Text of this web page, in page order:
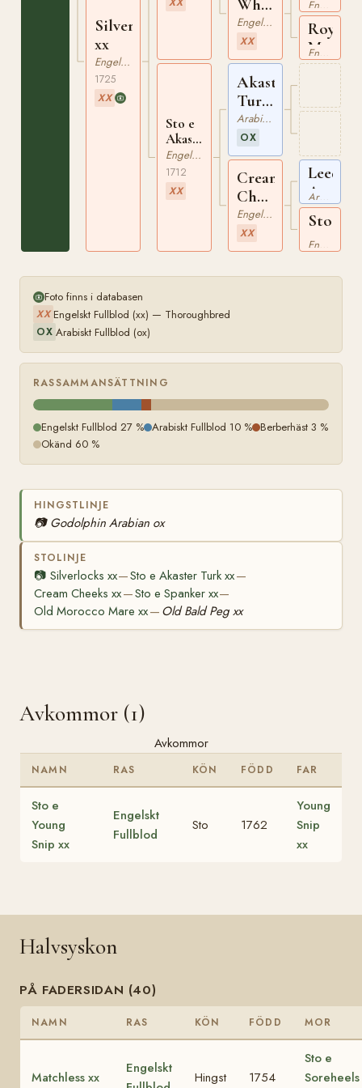
Silverlocks
xx
Engelskt Fullblod
1725
XX
Sto e
Akaster
Turk
xx
Engelskt Fullblod
1712
XX
Whynot
xx
Engelskt Fullblod
XX
Akaster
Turk
ox Arabiskt Fullblod
OX
Cream
Cheeks
xx
Engelskt Fullblod
XX
Royal
Mare
xx
Leedes
ox
Arabiskt Fullblod
Sto
e
xx
Foto finns i databasen
XX Engelskt Fullblod (xx) — Thoroughbred
OX Arabiskt Fullblod (ox)
RASSAMMANSÄTTNING
Engelskt Fullblod 27 % Arabiskt Fullblod 10 % Berberhäst 3 %
Okänd 60 %
HINGSTLINJE
📷 Godolphin Arabian ox
STOLINJE
📷 Silverlocks xx—Sto e Akaster Turk xx—
Cream Cheeks xx—Sto e Spanker xx—
Old Morocco Mare xx— Old Bald Peg xx
Avkommor (1)
Avkommor
NAMN RAS KÖN FÖDD FAR
Sto e
Young
Snip xx
Engelskt
Fullblod
Sto 1762
Young
Snip
xx
Halvsyskon
PÅ FADERSIDAN (40)
NAMN RAS KÖN FÖDD MOR
Matchless xx
Engelskt
Hingst 1754
Sto e
Soreheels